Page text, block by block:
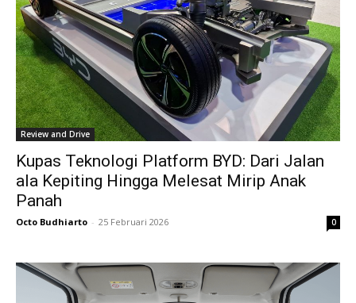
Review and Drive
Kupas Teknologi Platform BYD: Dari Jalan
ala Kepiting Hingga Melesat Mirip Anak
Panah
Octo Budhiarto - 25 Februari 2026 0